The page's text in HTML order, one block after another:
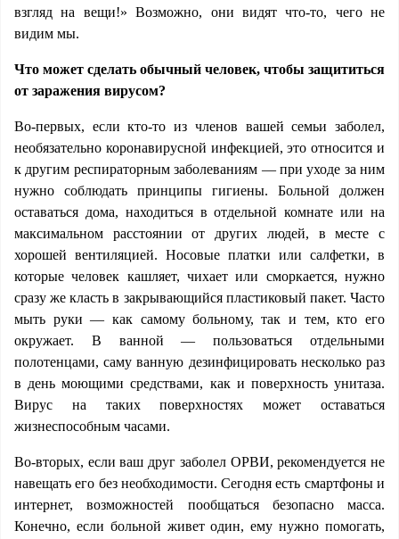
взгляд на вещи!» Возможно, они видят что-то, чего не
видим мы.
Что может сделать обычный человек, чтобы защититься
от заражения вирусом?
Во-первых, если кто-то из членов вашей семьи заболел,
необязательно коронавирусной инфекцией, это относится и
к другим респираторным заболеваниям — при уходе за ним
нужно соблюдать принципы гигиены. Больной должен
оставаться дома, находиться в отдельной комнате или на
максимальном расстоянии от других людей, в месте с
хорошей вентиляцией. Носовые платки или салфетки, в
которые человек кашляет, чихает или сморкается, нужно
сразу же класть в закрывающийся пластиковый пакет. Часто
мыть руки — как самому больному, так и тем, кто его
окружает. В ванной — пользоваться отдельными
полотенцами, саму ванную дезинфицировать несколько раз
в день моющими средствами, как и поверхность унитаза.
Вирус на таких поверхностях может оставаться
жизнеспособным часами.
Во-вторых, если ваш друг заболел ОРВИ, рекомендуется не
навещать его без необходимости. Сегодня есть смартфоны и
интернет, возможностей пообщаться безопасно масса.
Конечно, если больной живет один, ему нужно помогать,